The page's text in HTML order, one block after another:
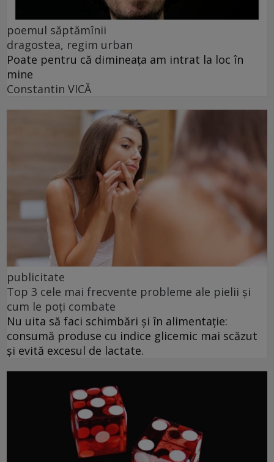
poemul săptămînii
dragostea, regim urban
Poate pentru că dimineața am intrat la loc în
mine
Constantin VICĂ
publicitate
Top 3 cele mai frecvente probleme ale pielii și
cum le poți combate
Nu uita să faci schimbări și în alimentație:
consumă produse cu indice glicemic mai scăzut
și evită excesul de lactate.